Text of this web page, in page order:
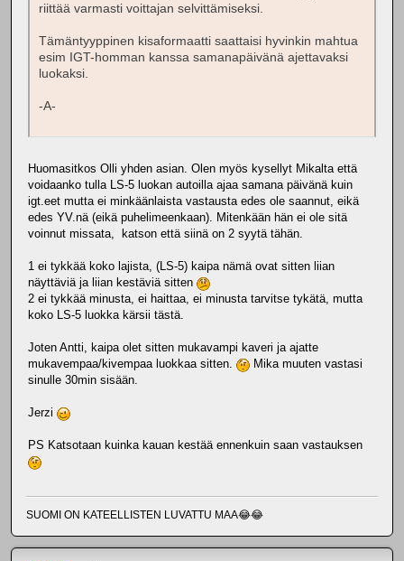
riittää varmasti voittajan selvittämiseksi.
Tämäntyyppinen kisaformaatti saattaisi hyvinkin mahtua
esim IGT-homman kanssa samanapäivänä ajettavaksi
luokaksi.
-A-
Huomasitkos Olli yhden asian. Olen myös kysellyt Mikalta että
voidaanko tulla LS-5 luokan autoilla ajaa samana päivänä kuin
igt.eet mutta ei minkäänlaista vastausta edes ole saannut, eikä
edes YV.nä (eikä puhelimeenkaan). Mitenkään hän ei ole sitä
voinnut missata, katson että siinä on 2 syytä tähän.
1 ei tykkää koko lajista, (LS-5) kaipa nämä ovat sitten liian
näyttäviä ja liian kestäviä sitten
2 ei tykkää minusta, ei haittaa, ei minusta tarvitse tykätä, mutta
koko LS-5 luokka kärsii tästä.
Joten Antti, kaipa olet sitten mukavampi kaveri ja ajatte
mukavempaa/kivempaa luokkaa sitten.
Mika muuten vastasi
sinulle 30min sisään.
Jerzi
PS Katsotaan kuinka kauan kestää ennenkuin saan vastauksen
SUOMI ON KATEELLISTEN LUVATTU MAA😂😂